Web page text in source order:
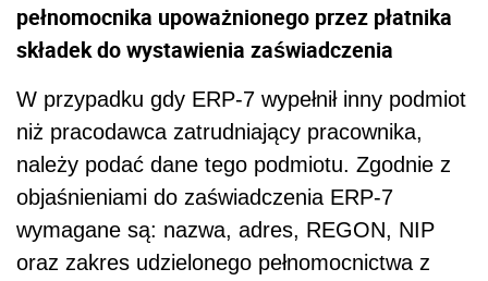
pełnomocnika upoważnionego przez płatnika
składek do wystawienia zaświadczenia
W przypadku gdy ERP-7 wypełnił inny podmiot
niż pracodawca zatrudniający pracownika,
należy podać dane tego podmiotu. Zgodnie z
objaśnieniami do zaświadczenia ERP-7
wymagane są: nazwa, adres, REGON, NIP
oraz zakres udzielonego pełnomocnictwa z